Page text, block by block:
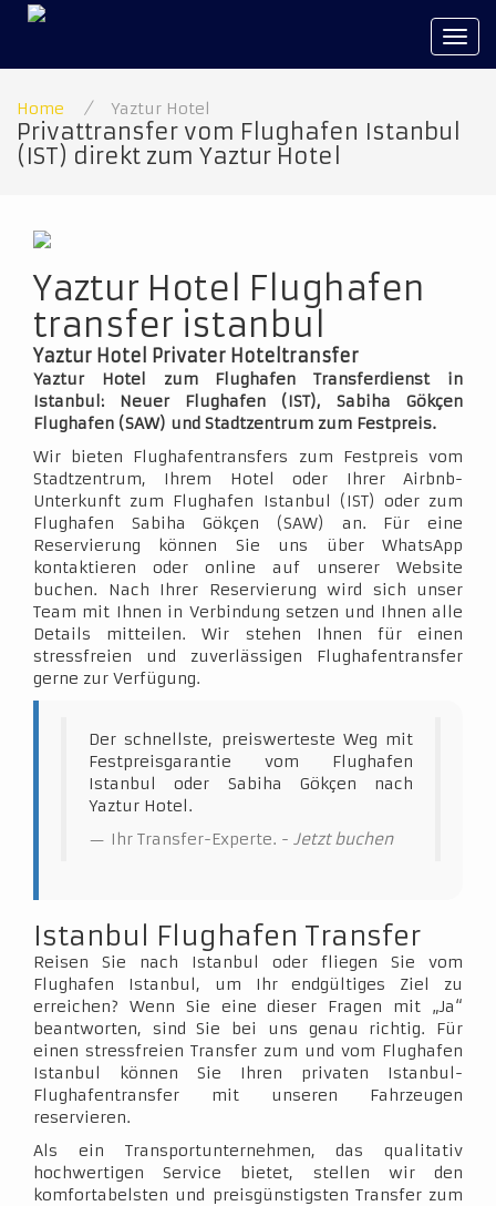
Home / Yaztur Hotel
Privattransfer vom Flughafen Istanbul
(IST) direkt zum Yaztur Hotel
Yaztur Hotel Flughafen
transfer istanbul
Yaztur Hotel Privater Hoteltransfer
Yaztur Hotel zum Flughafen Transferdienst in
Istanbul: Neuer Flughafen (IST), Sabiha Gökçen
Flughafen (SAW) und Stadtzentrum zum Festpreis.
Wir bieten Flughafentransfers zum Festpreis vom
Stadtzentrum, Ihrem Hotel oder Ihrer Airbnb-
Unterkunft zum Flughafen Istanbul (IST) oder zum
Flughafen Sabiha Gökçen (SAW) an. Für eine
Reservierung können Sie uns über WhatsApp
kontaktieren oder online auf unserer Website
buchen. Nach Ihrer Reservierung wird sich unser
Team mit Ihnen in Verbindung setzen und Ihnen alle
Details mitteilen. Wir stehen Ihnen für einen
stressfreien und zuverlässigen Flughafentransfer
gerne zur Verfügung.
Der schnellste, preiswerteste Weg mit
Festpreisgarantie vom Flughafen
Istanbul oder Sabiha Gökçen nach
Yaztur Hotel.
Ihr Transfer-Experte. - Jetzt buchen
Istanbul Flughafen Transfer
Reisen Sie nach Istanbul oder fliegen Sie vom
Flughafen Istanbul, um Ihr endgültiges Ziel zu
erreichen? Wenn Sie eine dieser Fragen mit „Ja“
beantworten, sind Sie bei uns genau richtig. Für
einen stressfreien Transfer zum und vom Flughafen
Istanbul können Sie Ihren privaten Istanbul-
Flughafentransfer mit unseren Fahrzeugen
reservieren.
Als ein Transportunternehmen, das qualitativ
hochwertigen Service bietet, stellen wir den
komfortabelsten und preisgünstigsten Transfer zum